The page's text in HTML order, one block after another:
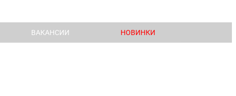
ВАКАНСИИ НОВИНКИ